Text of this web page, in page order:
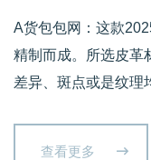
A货包包网：这款
精制而成。所选皮革
差异、斑点或是纹理
查看更多